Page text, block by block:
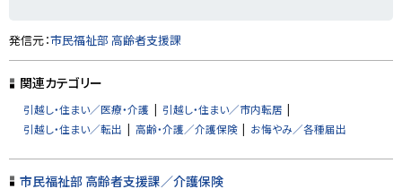
ト
ッ
プ
発信元：市民福祉部 高齢者支援課
関連カテゴリー
引越し・住まい／医療・介護
引越し・住まい／市内転居
引越し・住まい／転出
高齢・介護／介護保険 お悔やみ／各種届出
市民福祉部 高齢者支援課／介護保険